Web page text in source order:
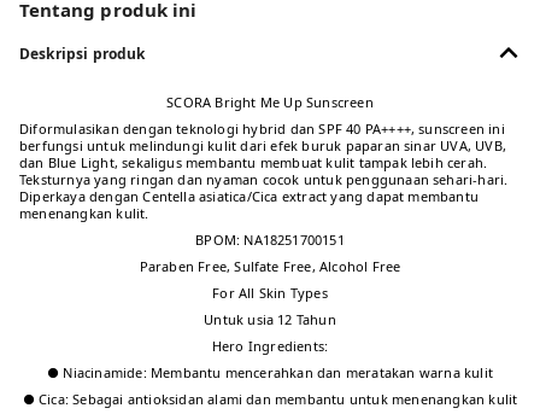
Tentang produk ini
Deskripsi produk
SCORA Bright Me Up Sunscreen
Diformulasikan dengan teknologi hybrid dan SPF 40 PA++++, sunscreen ini
berfungsi untuk melindungi kulit dari efek buruk paparan sinar UVA, UVB,
dan Blue Light, sekaligus membantu membuat kulit tampak lebih cerah.
Teksturnya yang ringan dan nyaman cocok untuk penggunaan sehari-hari.
Diperkaya dengan Centella asiatica/Cica extract yang dapat membantu
menenangkan kulit.
BPOM: NA18251700151
Paraben Free, Sulfate Free, Alcohol Free
For All Skin Types
Untuk usia 12 Tahun
Hero Ingredients:
● Niacinamide: Membantu mencerahkan dan meratakan warna kulit
● Cica: Sebagai antioksidan alami dan membantu untuk menenangkan kulit